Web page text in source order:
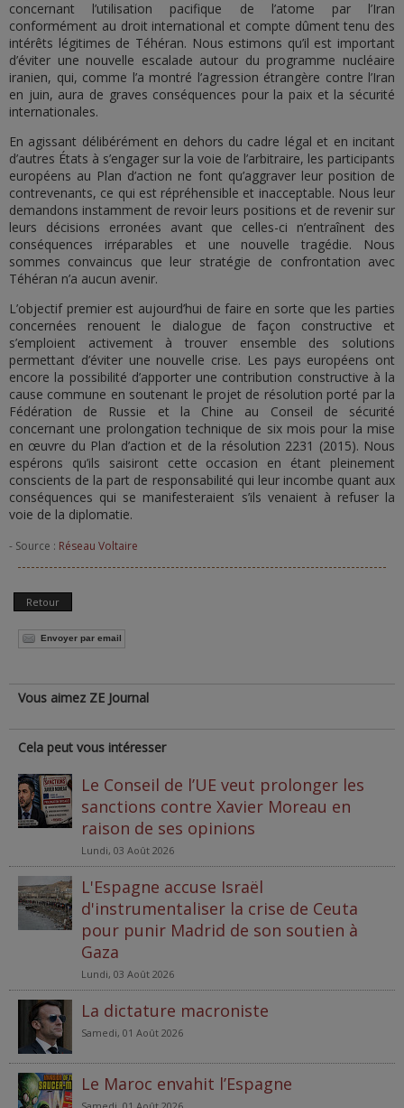
concernant l’utilisation pacifique de l’atome par l’Iran
conformément au droit international et compte dûment tenu des
intérêts légitimes de Téhéran. Nous estimons qu’il est important
d’éviter une nouvelle escalade autour du programme nucléaire
iranien, qui, comme l’a montré l’agression étrangère contre l’Iran
en juin, aura de graves conséquences pour la paix et la sécurité
internationales.
En agissant délibérément en dehors du cadre légal et en incitant
d’autres États à s’engager sur la voie de l’arbitraire, les participants
européens au Plan d’action ne font qu’aggraver leur position de
contrevenants, ce qui est répréhensible et inacceptable. Nous leur
demandons instamment de revoir leurs positions et de revenir sur
leurs décisions erronées avant que celles-ci n’entraînent des
conséquences irréparables et une nouvelle tragédie. Nous
sommes convaincus que leur stratégie de confrontation avec
Téhéran n’a aucun avenir.
L’objectif premier est aujourd’hui de faire en sorte que les parties
concernées renouent le dialogue de façon constructive et
s’emploient activement à trouver ensemble des solutions
permettant d’éviter une nouvelle crise. Les pays européens ont
encore la possibilité d’apporter une contribution constructive à la
cause commune en soutenant le projet de résolution porté par la
Fédération de Russie et la Chine au Conseil de sécurité
concernant une prolongation technique de six mois pour la mise
en œuvre du Plan d’action et de la résolution 2231 (2015). Nous
espérons qu’ils saisiront cette occasion en étant pleinement
conscients de la part de responsabilité qui leur incombe quant aux
conséquences qui se manifesteraient s’ils venaient à refuser la
voie de la diplomatie.
- Source : Réseau Voltaire
Retour
Envoyer par email
Vous aimez ZE Journal
Cela peut vous intéresser
Le Conseil de l’UE veut prolonger les
sanctions contre Xavier Moreau en
raison de ses opinions
Lundi, 03 Août 2026
L'Espagne accuse Israël
d'instrumentaliser la crise de Ceuta
pour punir Madrid de son soutien à
Gaza
Lundi, 03 Août 2026
La dictature macroniste
Samedi, 01 Août 2026
Le Maroc envahit l’Espagne